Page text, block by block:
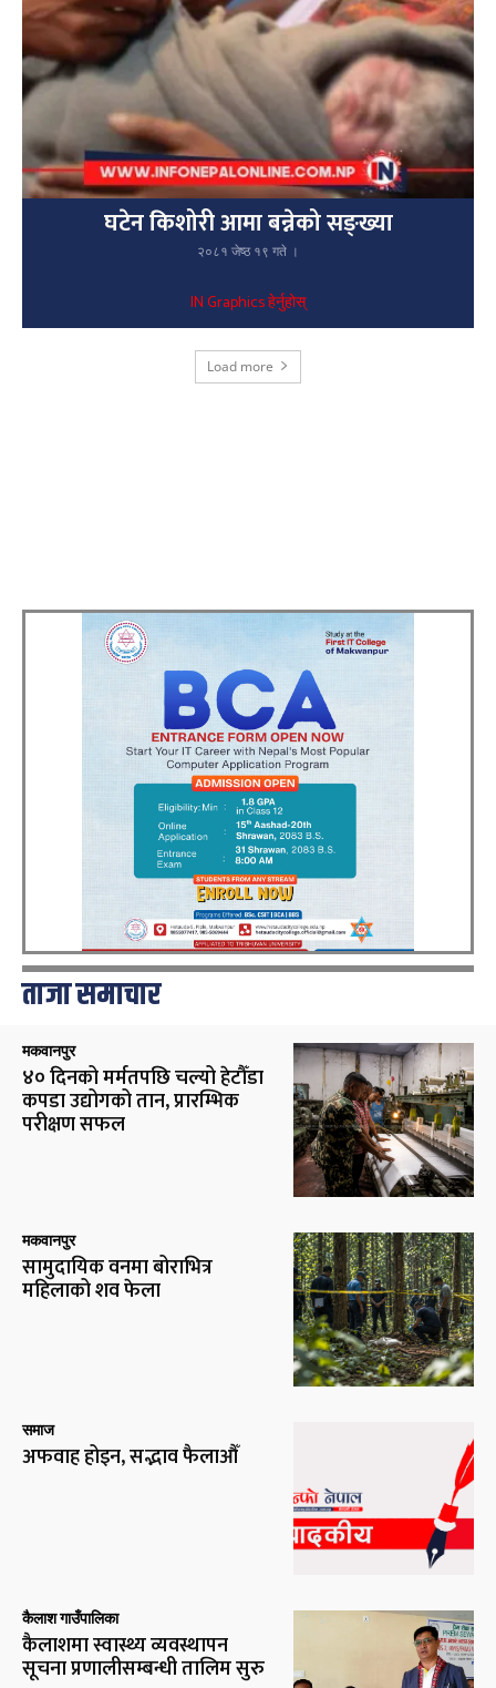
घटेन किशोरी आमा बन्नेको सङ्ख्या
२०८१ जेष्ठ १९ गते ।
IN Graphics हेर्नुहोस्
Load more
ताजा समाचार
मकवानपुर
४० दिनको मर्मतपछि चल्यो हेटौँडा
कपडा उद्योगको तान, प्रारम्भिक
परीक्षण सफल
मकवानपुर
सामुदायिक वनमा बोराभित्र
महिलाको शव फेला
समाज
अफवाह होइन, सद्भाव फैलाऔँ
कैलाश गाउँपालिका
कैलाशमा स्वास्थ्य व्यवस्थापन
सूचना प्रणालीसम्बन्धी तालिम सुरु